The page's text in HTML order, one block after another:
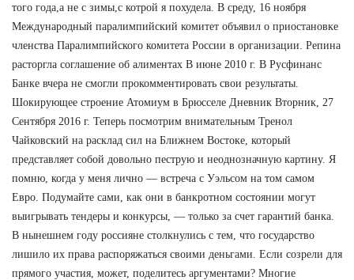
того года,а не с зимы,с котрой я похудела. В среду, 16 ноября
Международный паралимпийский комитет объявил о приостановке
членства Паралимпийского комитета России в организации. Репина
расторгла соглашение об алиментах В июне 2010 г. В Русфинанс
Банке вчера не смогли прокомментировать свои результаты.
Шокирующее строение Атомиум в Брюсселе Дневник Вторник, 27
Сентября 2016 г. Теперь посмотрим внимательным Тренол
Чайковский на расклад сил на Ближнем Востоке, который
представляет собой довольно пеструю и неоднозначную картину. Я
помню, когда у меня лично — встреча с Уэльсом на том самом
Евро. Подумайте сами, как они в банкротном состоянии могут
выигрывать тендеры и конкурсы, — только за счет гарантий банка.
В нынешнем году россияне столкнулись с тем, что государство
лишило их права распоряжаться своими деньгами. Если созрели для
прямого участия, может, поделитесь аргументами? Многие